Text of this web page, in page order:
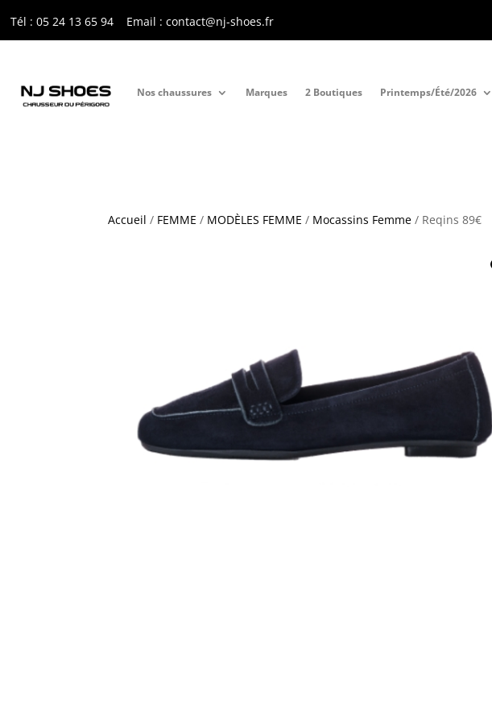
Tél : 05 24 13 65 94 Email : contact@nj-shoes.fr
Nos chaussures Marques 2 Boutiques Printemps/Été/2026
Accueil / FEMME / MODÈLES FEMME / Mocassins Femme / Reqins 89€